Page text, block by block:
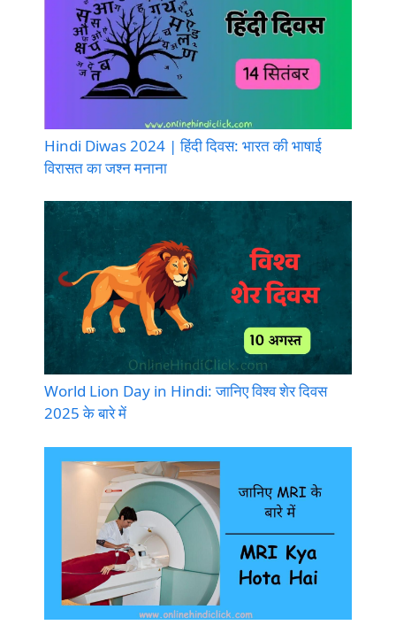
Hindi Diwas 2024 | हिंदी दिवस: भारत की भाषाई
विरासत का जश्न मनाना
World Lion Day in Hindi: जानिए विश्व शेर दिवस
2025 के बारे में